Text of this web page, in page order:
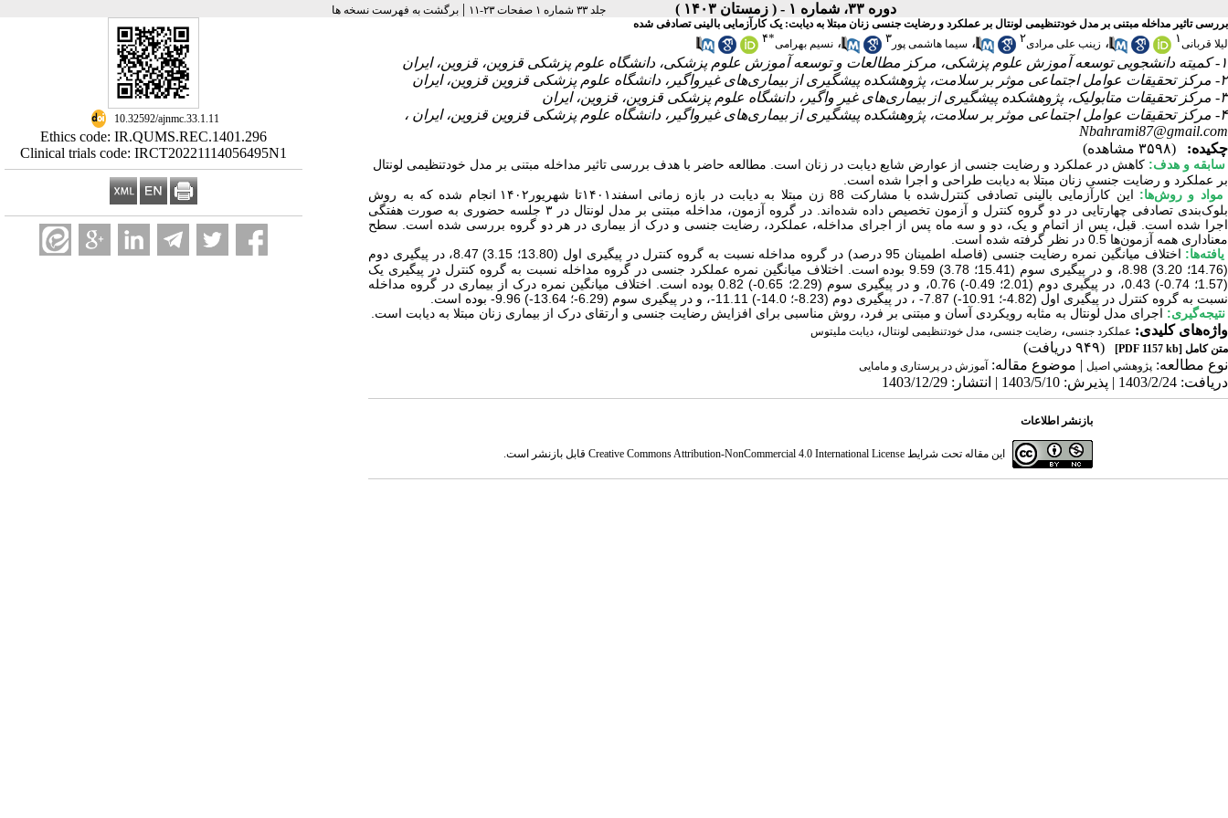
دوره ۳۳، شماره ۱ - ( زمستان ۱۴۰۳ ) جلد ۳۳ شماره ۱ صفحات ۲۳-۱۱ | برگشت به فهرست نسخه ها
‎ 10.32592/ajnmc.33.1.11
Ethics code: IR.QUMS.REC.1401.296
Clinical trials code: IRCT20221114056495N1
بررسی تاثیر مداخله مبتنی بر مدل خودتنظیمی لونتال بر عملکرد و رضایت جنسی زنان مبتلا به دیابت: یک کارآزمایی بالینی تصادفی شده
لیلا قربانی۱ ، زینب علی مرادی۲ ، سیما هاشمی پور ۳ ، نسیم بهرامی*۴
۱- کمیته دانشجویی توسعه آموزش علوم پزشکی، مرکز مطالعات و توسعه آموزش علوم پزشکی، دانشگاه علوم پزشکی قزوین، قزوین، ایران
۲- مرکز تحقیقات عوامل اجتماعی موثر بر سلامت، پژوهشکده پیشگیری از بیماری‌های غیرواگیر، دانشگاه علوم پزشکی قزوین قزوین، ایران
۳- مرکز تحقیقات متابولیک، پژوهشکده پیشگیری از بیماری‌های غیر واگیر، دانشگاه علوم پزشکی قزوین، قزوین، ایران
۴- مرکز تحقیقات عوامل اجتماعی موثر بر سلامت، پژوهشکده پیشگیری از بیماری‌های غیرواگیر، دانشگاه علوم پزشکی قزوین قزوین، ایران ،
Nbahrami87@gmail.com
چکیده:
(۳۵۹۸ مشاهده)
سابقه و هدف: کاهش در عملکرد و رضایت جنسی از عوارض شایع دیابت در زنان است. مطالعه حاضر با هدف بررسی تاثیر مداخله مبتنی بر مدل خودتنظیمی لونتال
بر عملکرد و رضایت جنسی زنان مبتلا به دیابت طراحی و اجرا شده است.
مواد و روش‌‌ها:
این ‌کارآزمایی بالینی تصادفی کنترل‌شده با مشارکت 88 زن مبتلا به دیابت در بازه زمانی اسفند۱۴۰۱تا شهریور۱۴۰۲ انجام شده ‌که به‌ روش
‌بلوک‌بندی تصادفی چهارتایی در دو گروه کنترل و آزمون تخصیص داده شده‌اند. در گروه آزمون، مداخله مبتنی بر مدل لونتال در ۳ جلسه حضوری به صورت هفتگی
‌اجرا شده است. قبل، پس از اتمام و یک، دو و سه ماه پس از اجرای مداخله، عملکرد، رضایت جنسی و درک از بیماری در هر دو گروه بررسی شده است. سطح
معنا‌داری همه آزمون‌ها 0.5 در نظر گرفته شده است.
یافته‌ها:
اختلاف میانگین نمره رضایت جنسی (فاصله اطمینان 95 درصد) در گروه مداخله نسبت به گروه کنترل در پیگیری اول (13.80؛ 3.15) 8.47، در پیگیری دوم
(14.76؛ 3.20) 8.98، و در پیگیری سوم (15.41؛ 3.78) 9.59 بوده است. اختلاف میانگین نمره عملکرد جنسی در گروه مداخله نسبت به گروه کنترل در پیگیری یک
(1.57؛ 0.74-) 0.43، در پیگیری دوم (2.01؛ 0.49-) 0.76، و در پیگیری سوم (2.29؛ 0.65-) 0.82 بوده است. اختلاف میانگین نمره درک از بیماری در گروه مداخله
نسبت به گروه کنترل در پیگیری اول (4.82-؛ 10.91-) 7.87- ، در پیگیری دوم (8.23-؛ 14.0-) 11.11-، و در پیگیری سوم (6.29-؛ 13.64-) 9.96- بوده است.
نتیجه‌گیری: اجرای مدل لونتال به مثابه رویکردی آسان و مبتنی بر فرد، روش مناسبی برای افزایش رضایت جنسی و ارتقای درک از بیماری زنان مبتلا به دیابت است.
واژه‌های کلیدی: عملکرد جنسی، رضایت جنسی، مدل خودتنظیمی لونتال، دیابت ملیتوس
متن کامل [PDF 1157 kb]
(۹۴۹ دریافت)
نوع مطالعه: پژوهشي اصیل | موضوع مقاله:آموزش در پرستاری و مامایی
دریافت: 1403/2/24 | پذیرش: 1403/5/10 | انتشار: 1403/12/29
بازنشر اطلاعات
این مقاله تحت شرایط Creative Commons Attribution-NonCommercial 4.0 International Licenseقابل بازنشر است.